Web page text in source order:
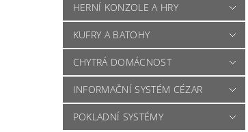
HERNÍ KONZOLE A HRY
KUFRY A BATOHY
CHYTRÁ DOMÁCNOST
INFORMAČNÍ SYSTÉM CÉZAR
POKLADNÍ SYSTÉMY